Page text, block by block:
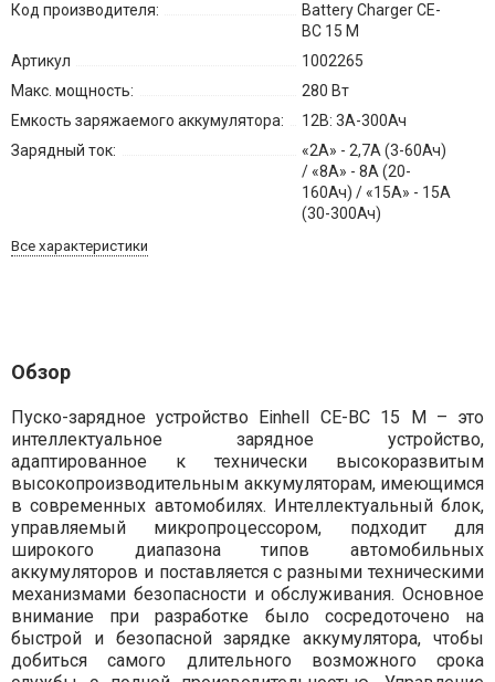
Код производителя:
Battery Charger CE-
BC 15 M
Артикул
1002265
Макс. мощность:
280 Вт
Емкость заряжаемого аккумулятора:
12В: 3А-300Ач
Зарядный ток:
«2А» - 2,7А (3-60Ач)
/ «8А» - 8А (20-
160Ач) / «15А» - 15А
(30-300Ач)
Все характеристики
Обзор
Пуско-зарядное устройство Einhell CE-BC 15 M – это
интеллектуальное зарядное устройство,
адаптированное к технически высокоразвитым
высокопроизводительным аккумуляторам, имеющимся
в современных автомобилях. Интеллектуальный блок,
управляемый микропроцессором, подходит для
широкого диапазона типов автомобильных
аккумуляторов и поставляется с разными техническими
механизмами безопасности и обслуживания. Основное
внимание при разработке было сосредоточено на
быстрой и безопасной зарядке аккумулятора, чтобы
добиться самого длительного возможного срока